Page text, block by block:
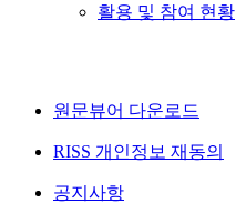
활용 및 참여 현황
원문뷰어 다운로드
RISS 개인정보 재동의
공지사항